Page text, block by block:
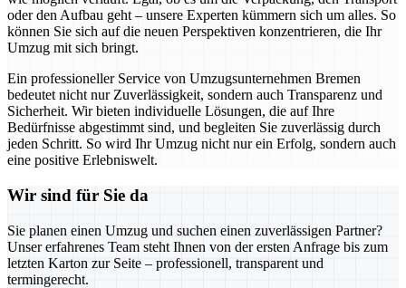
oder den Aufbau geht – unsere Experten kümmern sich um alles. So
können Sie sich auf die neuen Perspektiven konzentrieren, die Ihr
Umzug mit sich bringt.
Ein professioneller Service von Umzugsunternehmen Bremen
bedeutet nicht nur Zuverlässigkeit, sondern auch Transparenz und
Sicherheit. Wir bieten individuelle Lösungen, die auf Ihre
Bedürfnisse abgestimmt sind, und begleiten Sie zuverlässig durch
jeden Schritt. So wird Ihr Umzug nicht nur ein Erfolg, sondern auch
eine positive Erlebniswelt.
Wir sind für Sie da
Sie planen einen Umzug und suchen einen zuverlässigen Partner?
Unser erfahrenes Team steht Ihnen von der ersten Anfrage bis zum
letzten Karton zur Seite – professionell, transparent und
termingerecht.